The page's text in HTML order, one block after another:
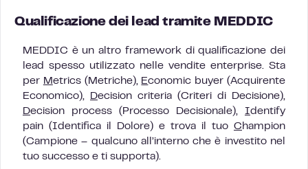
Qualificazione dei lead tramite MEDDIC
MEDDIC è un altro framework di qualificazione dei
lead spesso utilizzato nelle vendite enterprise. Sta
per Metrics (Metriche), Economic buyer (Acquirente
Economico),
Decision criteria (Criteri di Decisione),
Decision process (Processo Decisionale), Identify
pain (Identifica il Dolore) e trova il tuo C hampion
(Campione – qualcuno all’interno che è investito nel
tuo successo e ti supporta).